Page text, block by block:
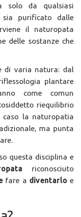
solo da qualsiasi
purificato dalle
il naturopata
delle sostanze che
di varia natura: dal
plantare
come comun
riequilibrio
la naturopatia
ma punta
questa disciplina e
riconosciuto
fare a diventarloe